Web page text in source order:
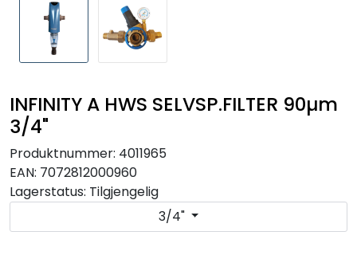
INFINITY A HWS SELVSP.FILTER 90µm
3/4"
Produktnummer: 4011965
EAN: 7072812000960
Lagerstatus: Tilgjengelig
3/4"
ANALYSEVERKTØY
FILTERMEDIA
VARMEANLEGG